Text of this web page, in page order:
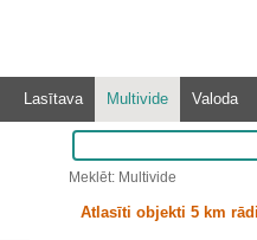
Lasītava Multivide Valoda
Meklēt: Multivide
Atlasīti objekti 5 km